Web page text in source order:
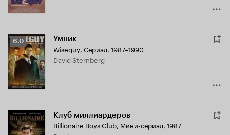
Рейтинг
Кинопоиска
6.0
6.0 Умник
Wiseguy, Сериал, 1987–1990
David Sternberg
Клуб миллиардеров
Billionaire Boys Club, Мини-сериал, 1987